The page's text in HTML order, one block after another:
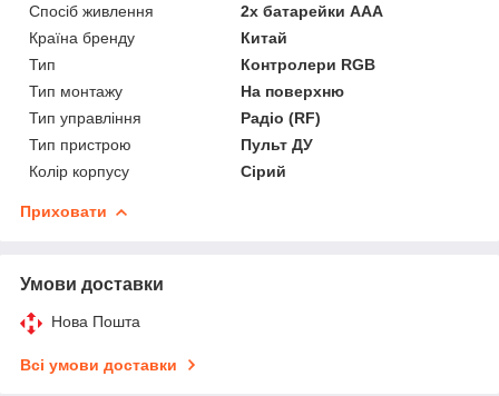
Спосіб живлення
2х батарейки ААА
Країна бренду
Китай
Тип
Контролери RGB
Тип монтажу
На поверхню
Тип управління
Радіо (RF)
Тип пристрою
Пульт ДУ
Колір корпусу
Сірий
Приховати
Умови доставки
Нова Пошта
Всі умови доставки